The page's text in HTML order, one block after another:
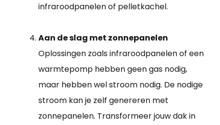
infraroodpanelen of pelletkachel.
Aan de slag met zonnepanelen
Oplossingen zoals infraroodpanelen of een
warmtepomp hebben geen gas nodig,
maar hebben wel stroom nodig. De nodige
stroom kan je zelf genereren met
zonnepanelen. Transformeer jouw dak in